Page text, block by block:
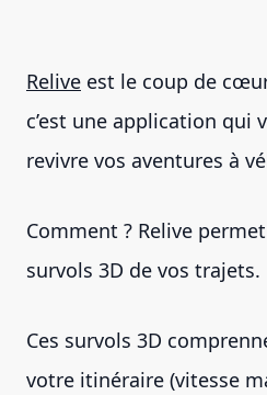
Relive est le coup de
c’est une application qui
revivre vos aventures à
Comment ? Relive
survols 3D de vos trajets.
Ces survols 3D
votre itinéraire (vitesse